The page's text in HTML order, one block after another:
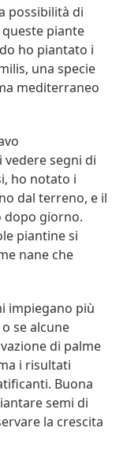
possibilità di
piante
ho piantato i
una specie
mediterraneo
segni di
ho notato i
dal terreno, e il
dopo giorno.
piantine si
nane che
impiegano più
se alcune
di palme
i risultati
Buona
semi di
la crescita